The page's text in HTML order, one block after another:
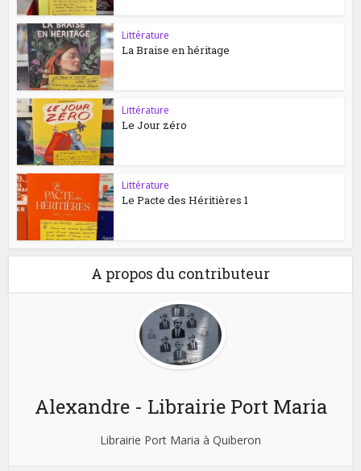
Littérature
La Braise en héritage
Littérature
Le Jour zéro
Littérature
Le Pacte des Héritières 1
A propos du contributeur
Alexandre - Librairie Port Maria
Librairie Port Maria à Quiberon